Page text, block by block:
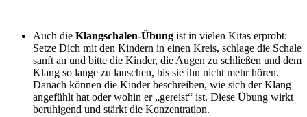
Auch die Klangschalen-Übung ist in vielen Kitas erprobt:
Setze Dich mit den Kindern in einen Kreis, schlage die Schale
sanft an und bitte die Kinder, die Augen zu schließen und dem
Klang so lange zu lauschen, bis sie ihn nicht mehr hören.
Danach können die Kinder beschreiben, wie sich der Klang
angefühlt hat oder wohin er „gereist“ ist. Diese Übung wirkt
beruhigend und stärkt die Konzentration.